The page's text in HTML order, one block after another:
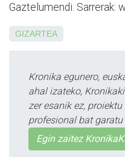
Gaztelumendi. Sarre­rak:
GIZARTEA
Kronika egunero,
ahal izateko,
zer esanik ez,
profesional bat garatu
Egin zaitez